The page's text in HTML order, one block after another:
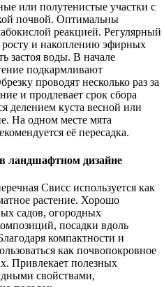
или полутенистые участки с
почвой. Оптимальны
реакцией. Регулярный
росту и накоплению эфирных
застоя воды. В начале
подкармливают
проводят несколько раз за
и продлевает срок сбора
делением куста весной или
На одном месте мята
её пересадка.
ландшафтном дизайне
Свисс используется как
растение. Хорошо
садов, огородных
посадки вдоль
компактности и
как почвопокровное
Привлекает полезных
свойствами,